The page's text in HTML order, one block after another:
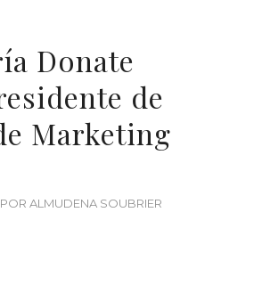
Donate
de
Marketing
POR ALMUDENA SOUBRIER